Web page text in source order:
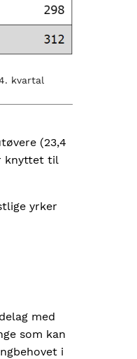
kvartal
(23,4
knyttet til
yrker
med
som kan
i